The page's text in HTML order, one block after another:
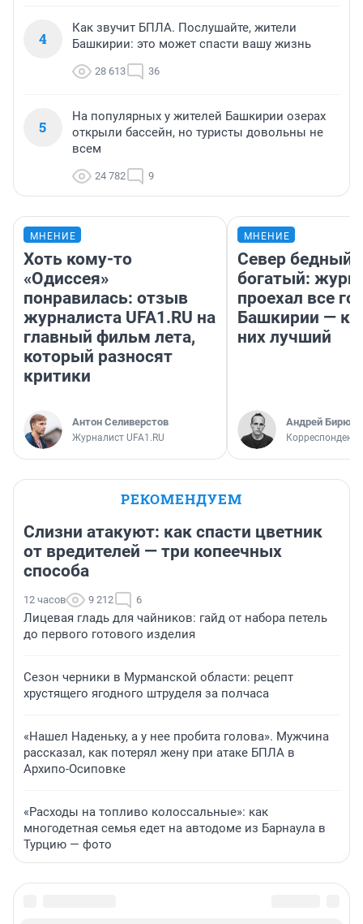
4
Как звучит БПЛА. Послушайте, жители
Башкирии: это может спасти вашу жизнь
28 613 36
5
На популярных у жителей Башкирии озерах
открыли бассейн, но туристы довольны не
всем
24 782 9
МНЕНИЕ
Хоть кому-то
«Одиссея»
понравилась: отзыв
журналиста UFA1.RU на
главный фильм лета,
который разносят
критики
Антон Селиверстов
Журналист UFA1.RU
МНЕНИЕ
Север бедный,
богатый:
проехал все
Башкирии —
них лучший
Андрей
Корреспондент
РЕКОМЕНДУЕМ
Слизни атакуют: как спасти цветник
от вредителей — три копеечных
способа
12 часов 9 212 6
Лицевая гладь для чайников: гайд от набора петель
до первого готового изделия
Сезон черники в Мурманской области: рецепт
хрустящего ягодного штруделя за полчаса
«Нашел Наденьку, а у нее пробита голова». Мужчина
рассказал, как потерял жену при атаке БПЛА в
Архипо-Осиповке
«Расходы на топливо колоссальные»: как
многодетная семья едет на автодоме из Барнаула в
Турцию — фото